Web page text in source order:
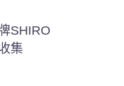
SHIRO
集